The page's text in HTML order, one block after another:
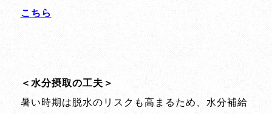
こちら
＜水分摂取の工夫＞
暑い時期は脱水のリスクも高まるため、水分補給